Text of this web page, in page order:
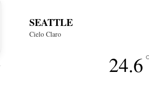
SEATTLE
Cielo Claro
24.6